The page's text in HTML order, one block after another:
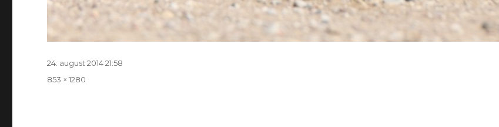
Postitatud
24. august 2014 21:58
Täissuurus
853 × 1280